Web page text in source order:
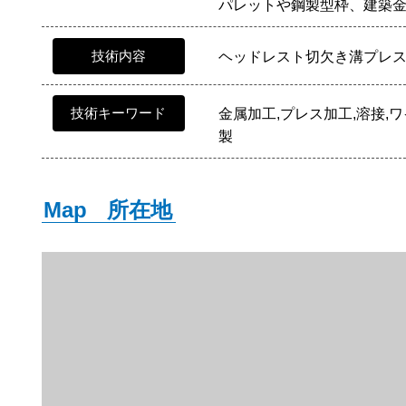
パレットや鋼製型枠、建築
技術内容 ヘッドレスト切欠き溝プレ
技術キーワード
金属加工,プレス加工,溶接,
製
Map 所在地